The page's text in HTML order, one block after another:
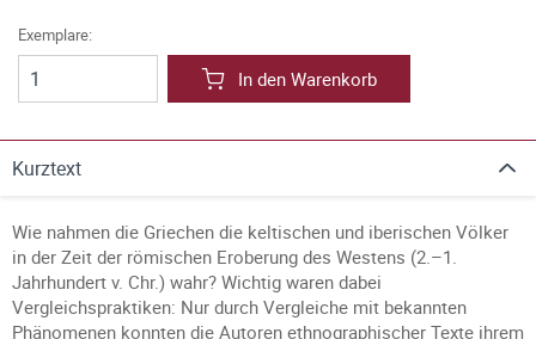
Exemplare:
In den Warenkorb
Kurztext
Wie nahmen die Griechen die keltischen und iberischen Völker
in der Zeit der römischen Eroberung des Westens (2.–1.
Jahrhundert v. Chr.) wahr? Wichtig waren dabei
Vergleichspraktiken: Nur durch Vergleiche mit bekannten
Phänomenen konnten die Autoren ethnographischer Texte ihrem